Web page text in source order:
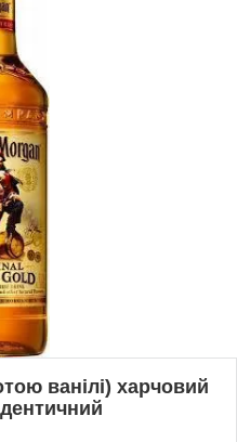
ванілі) харчовий